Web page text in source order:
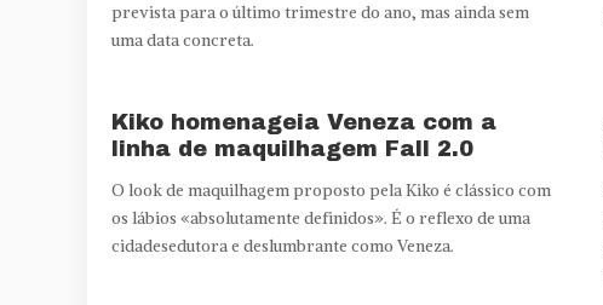
prevista para o último trimestre do ano, mas ainda sem
uma data concreta.
Kiko homenageia Veneza com a
linha de maquilhagem Fall 2.0
O look de maquilhagem proposto pela Kiko é clássico com
os lábios «absolutamente definidos». É o reflexo de uma
cidadesedutora e deslumbrante como Veneza.